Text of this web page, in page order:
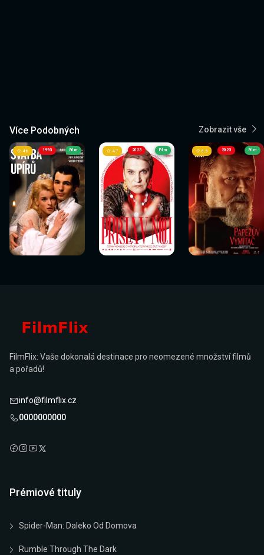
Více Podobných Zobrazit vše
1993
Sledovat
nyní
4.6 Film
Sledovat
nyní
2023
Sledovat
nyní
4.7 Film
Sledovat
nyní
2023
Sledovat
nyní
6.9 Film
Sledovat
nyní
FilmFlix: Vaše dokonalá destinace pro neomezené množství filmů
a pořadů!
info@filmflix.cz
0000000000
Prémiové tituly
Spider-Man: Daleko Od Domova
Rumble Through The Dark